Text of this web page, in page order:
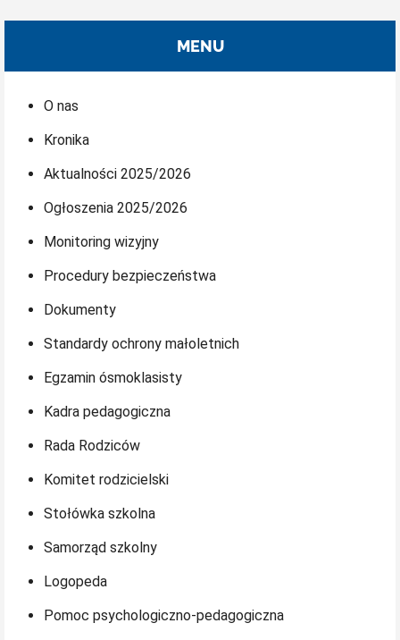
MENU
O nas
Kronika
Aktualności 2025/2026
Ogłoszenia 2025/2026
Monitoring wizyjny
Procedury bezpieczeństwa
Dokumenty
Standardy ochrony małoletnich
Egzamin ósmoklasisty
Kadra pedagogiczna
Rada Rodziców
Komitet rodzicielski
Stołówka szkolna
Samorząd szkolny
Logopeda
Pomoc psychologiczno-pedagogiczna